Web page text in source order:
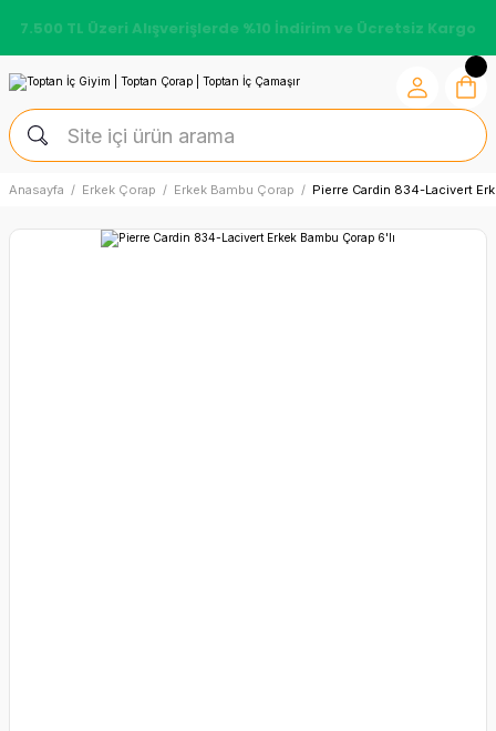
7.500 TL Üzeri Alışverişlerde %10 İndirim ve Ücretsiz Kargo
Anasayfa Erkek Çorap Erkek Bambu Çorap Pierre Cardin 834-Lacivert